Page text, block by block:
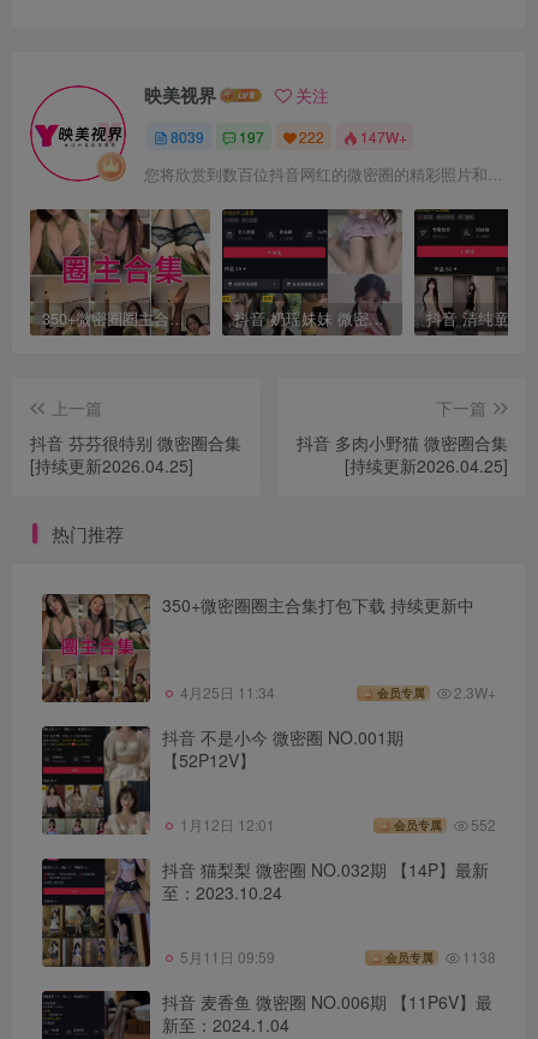
映美视界 关注
8039 197 222 147W+
您将欣赏到数百位抖音网红的微密圈的精彩照片和视频。这里有魅力四溢的美女网红，加入映美视界探索美女网红的魅力世界！
350+微密圈圈主合集打包下载 持续更新中 抖音 奶瑶妹妹 微密圈 NO.015期 【50P】最新至：2024.8.20
上一篇
抖音 芬芬很特别 微密圈合集
[持续更新2026.04.25]
下一篇
抖音 多肉小野猫 微密圈合集
[持续更新2026.04.25]
热门推荐
350+微密圈圈主合集打包下载 持续更新中
4月25日 11:34 会员专属 2.3W+
抖音 不是小今 微密圈 NO.001期
【52P12V】
1月12日 12:01 会员专属 552
抖音 猫梨梨 微密圈 NO.032期 【14P】最新
至：2023.10.24
5月11日 09:59 会员专属 1138
抖音 麦香鱼 微密圈 NO.006期 【11P6V】最
新至：2024.1.04